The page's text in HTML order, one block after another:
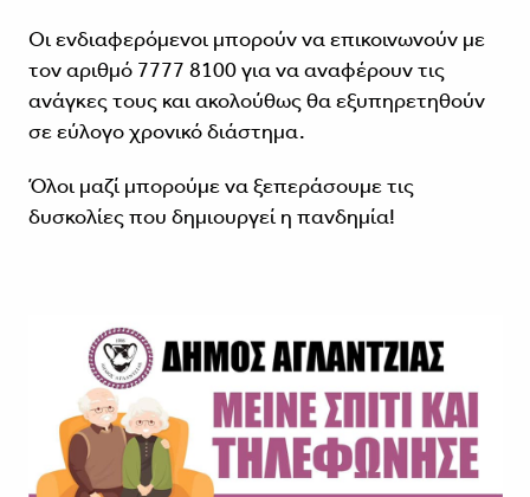
Οι ενδιαφερόμενοι μπορούν να επικοινωνούν με
τον αριθμό 7777 8100 για να αναφέρουν τις
ανάγκες τους και ακολούθως θα εξυπηρετηθούν
σε εύλογο χρονικό διάστημα.
Όλοι μαζί μπορούμε να ξεπεράσουμε τις
δυσκολίες που δημιουργεί η πανδημία!